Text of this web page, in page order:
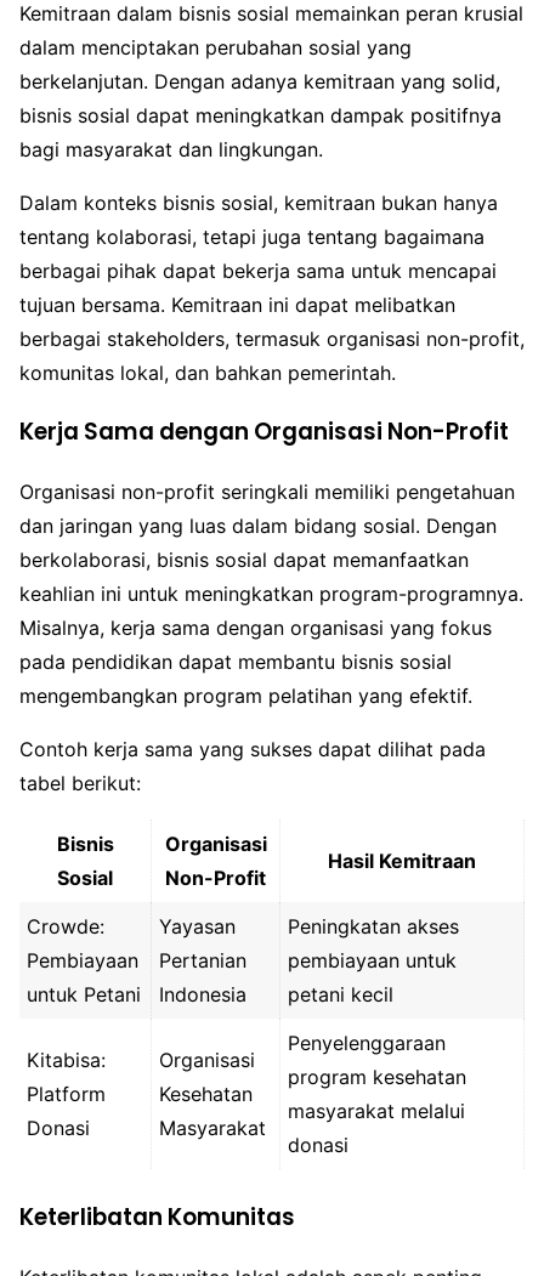
Kemitraan dalam bisnis sosial memainkan peran krusial
dalam menciptakan perubahan sosial yang
berkelanjutan. Dengan adanya kemitraan yang solid,
bisnis sosial dapat meningkatkan dampak positifnya
bagi masyarakat dan lingkungan.
Dalam konteks bisnis sosial, kemitraan bukan hanya
tentang kolaborasi, tetapi juga tentang bagaimana
berbagai pihak dapat bekerja sama untuk mencapai
tujuan bersama. Kemitraan ini dapat melibatkan
berbagai stakeholders, termasuk organisasi non-profit,
komunitas lokal, dan bahkan pemerintah.
Kerja Sama dengan Organisasi Non-Profit
Organisasi non-profit seringkali memiliki pengetahuan
dan jaringan yang luas dalam bidang sosial. Dengan
berkolaborasi, bisnis sosial dapat memanfaatkan
keahlian ini untuk meningkatkan program-programnya.
Misalnya, kerja sama dengan organisasi yang fokus
pada pendidikan dapat membantu bisnis sosial
mengembangkan program pelatihan yang efektif.
Contoh kerja sama yang sukses dapat dilihat pada
tabel berikut:
Bisnis
Sosial
Organisasi
Non-Profit
Hasil Kemitraan
Crowde:
Pembiayaan
untuk Petani
Yayasan
Pertanian
Indonesia
Peningkatan akses
pembiayaan untuk
petani kecil
Kitabisa:
Platform
Donasi
Organisasi
Kesehatan
Masyarakat
Penyelenggaraan
program kesehatan
masyarakat melalui
donasi
Keterlibatan Komunitas